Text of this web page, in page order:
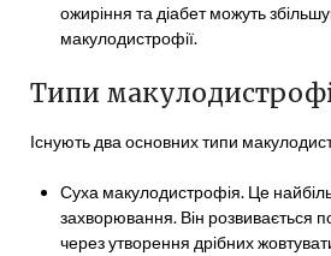
ожиріння та діабет можуть
макулодистрофії.
Типи
Існують два основних типи
Суха макулодистрофія. Це
захворювання. Він розвивається
через утворення дрібних